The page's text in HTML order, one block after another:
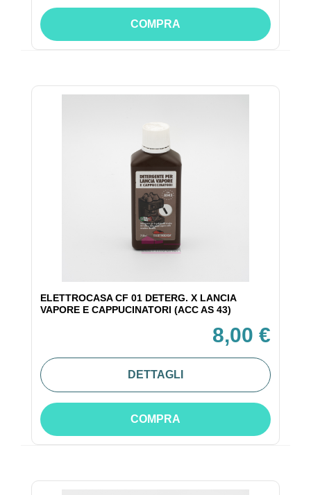
COMPRA
ELETTROCASA CF 01 DETERG. X LANCIA
VAPORE E CAPPUCINATORI (ACC AS 43)
8,00 €
DETTAGLI
COMPRA